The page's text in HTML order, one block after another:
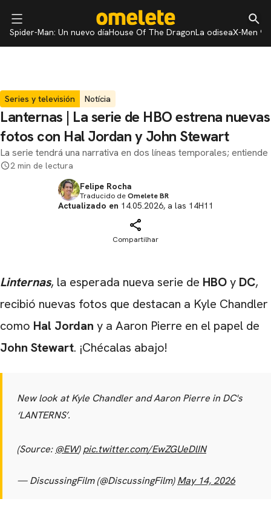
Spider-Man: Un nuevo díaHouse Of The DragonLa odiseaX-Men 97
Series y televisión Notícia
Lanternas | La serie de HBO estrena nuevas
fotos con Hal Jordan y John Stewart
La serie tendrá una narrativa en dos líneas temporales; entiende
2 min de lectura
Felipe Rocha
Traducido deOmelete BR
Actualizado en 14.05.2026, a las 14H11
Compartilhar
Linternas, la esperada nueva serie de HBOy DC,
recibió nuevas fotos que destacan a Kyle Chandler
como Hal Jordan y a Aaron Pierre en el papel de
John Stewart. ¡Chécalas abajo!
New look at Kyle Chandler and Aaron Pierre in DC's
‘LANTERNS’.
(Source:@EW)pic.twitter.com/EwZGUeDlIN
— DiscussingFilm (@DiscussingFilm)May 14, 2026